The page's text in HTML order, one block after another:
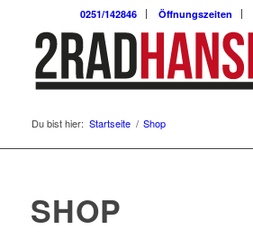
0251/142846 Öffnungszeiten
Du bist hier: Startseite / Shop
SHOP